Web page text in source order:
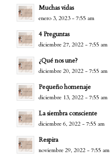
Muchas vidas
enero 3, 2023 - 7:55 am
4 Preguntas
diciembre 27, 2022 - 7:55 am
¿Qué nos une?
diciembre 20, 2022 - 7:55 am
Pequeño homenaje
diciembre 13, 2022 - 7:55 am
La siembra consciente
diciembre 6, 2022 - 7:55 am
Respira
noviembre 29, 2022 - 7:55 am